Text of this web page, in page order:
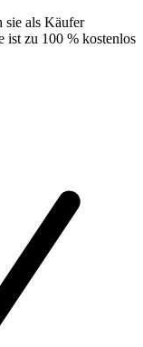
sie als Käufer
ist zu 100 % kostenlos